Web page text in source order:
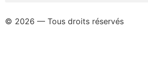
© 2026 — Tous droits réservés